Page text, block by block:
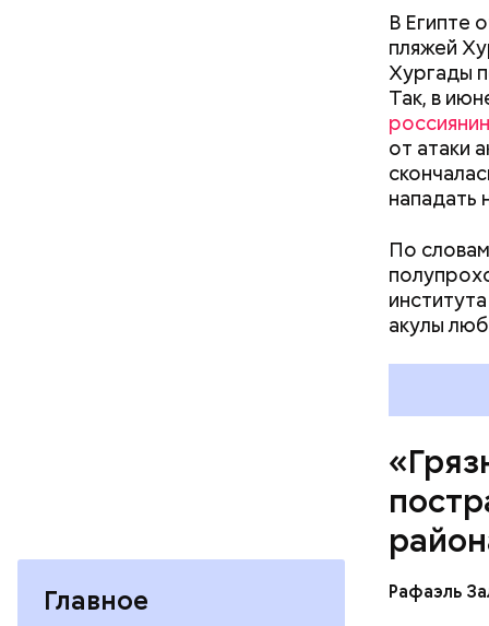
Главное
В Египте
пляжей
Хургады
Так, в
от атаки
нападать
По
акулы
Рафаэль
Так как
первые
зона.
Каждый
мире, —